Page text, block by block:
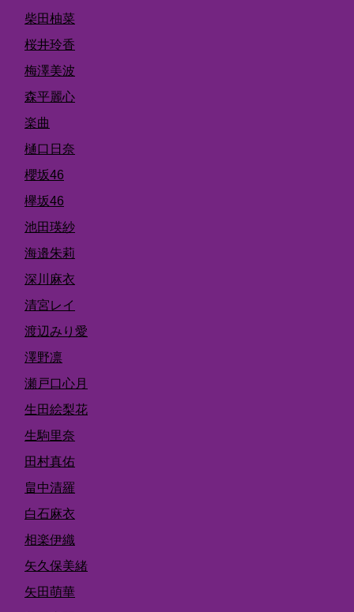
柴田柚菜
桜井玲香
梅澤美波
森平麗心
楽曲
樋口日奈
櫻坂46
欅坂46
池田瑛紗
海邉朱莉
深川麻衣
清宮レイ
渡辺みり愛
澤野凛
瀬戸口心月
生田絵梨花
生駒里奈
田村真佑
畠中清羅
白石麻衣
相楽伊織
矢久保美緒
矢田萌華